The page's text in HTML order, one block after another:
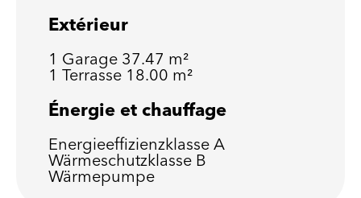
Extérieur
1 Garage 37.47 m²
1 Terrasse 18.00 m²
Énergie et chauffage
Energieeffizienzklasse A
Wärmeschutzklasse B
Wärmepumpe